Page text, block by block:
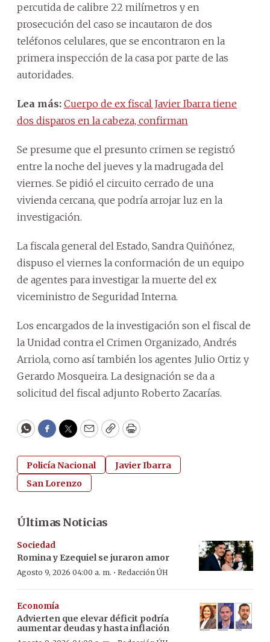
percutida de calibre 22 milímetros y en
prosecución del caso se incautaron de dos
teléfonos celulares, que se encontraron en la
primera inspección de la casa por parte de las
autoridades.
Lea más: Cuerpo de ex fiscal Javier Ibarra tiene
dos disparos en la cabeza, confirman
Se presume que el presunto crimen se registró
entre la noche del jueves y la madrugada del
viernes. Se pidió el circuito cerrado de una
vivienda cercana, que podría arrojar luz en la
investigación.
La fiscala general del Estado, Sandra Quiñónez,
dispuso el viernes la conformación de un equipo
de agentes para investigar la muerte del ex
viceministro de Seguridad Interna.
Los encargados de la investigación son el fiscal de
la Unidad contra el Crimen Organizado, Andrés
Arriola, como así también los agentes Julio Ortiz y
Gerardo Mosqueira. La designación se da a
solicitud del fiscal adjunto Roberto Zacarías.
WhatsApp
Facebook
Twitter
EmailCopyPrint
Policía Nacional
Javier Ibarra
San Lorenzo
Últimas Noticias
Sociedad
Romina y Ezequiel se juraron amor
Agosto 9, 2026 04:00 a. m. · Redacción ÚH
Economía
Advierten que elevar déficit podría
aumentar deudas y hasta inflación